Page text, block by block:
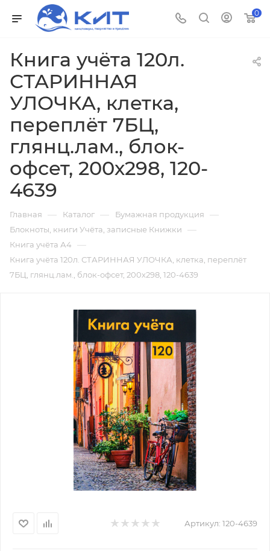
0
Книга учёта 120л.
СТАРИННАЯ
УЛОЧКА, клетка,
переплёт 7БЦ,
глянц.лам., блок-
офсет, 200х298, 120-
4639
Главная — Каталог — Бумажная продукция —
Блокноты, книги Учёта, записные Книжки —
Книга учёта А4 —
Книга учёта 120л. СТАРИННАЯ УЛОЧКА, клетка, переплёт
7БЦ, глянц.лам., блок-офсет, 200х298, 120-4639
Артикул: 120-4639